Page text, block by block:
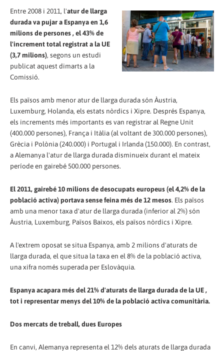
Entre 2008 i 2011, l'atur de llarga
durada va pujar a Espanya en 1,6
milions de persones , el 43% de
l'increment total registrat a la UE
(3,7 milions), segons un estudi
publicat aquest dimarts a la
Comissió.
Els països amb menor atur de llarga durada són Àustria,
Luxemburg, Holanda, els estats nòrdics i Xipre. Després Espanya,
els increments més importants es van registrar al Regne Unit
(400.000 persones), França i Itàlia (al voltant de 300.000 persones),
Grècia i Polònia (240.000) i Portugal i Irlanda (150.000). En contrast,
a Alemanya l'atur de llarga durada disminueix durant el mateix
període en gairebé 500.000 persones.
El 2011, gairebé 10 milions de desocupats europeus (el 4,2% de la
població activa) portava sense feina més de 12 mesos. Els països
amb una menor taxa d'atur de llarga durada (inferior al 2%) són
Àustria, Luxemburg, Països Baixos, els països nòrdics i Xipre.
A l'extrem oposat se situa Espanya, amb 2 milions d'aturats de
llarga durada, el que situa la taxa en el 8% de la població activa,
una xifra només superada per Eslovàquia.
Espanya acapara més del 21% d'aturats de llarga durada de la UE ,
tot i representar menys del 10% de la població activa comunitària.
Dos mercats de treball, dues Europes
En canvi, Alemanya representa el 12% dels aturats de llarga durada